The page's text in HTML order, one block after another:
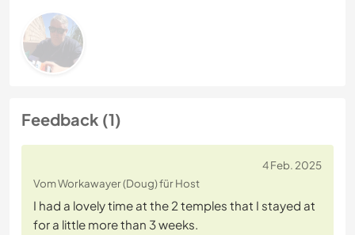
Feedback (1)
4 Feb. 2025
Vom Workawayer (Doug) für Host
I had a lovely time at the 2 temples that I stayed at
for a little more than 3 weeks.